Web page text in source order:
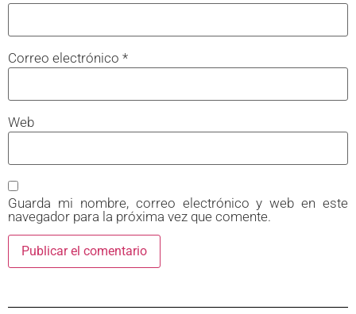
Correo electrónico *
Web
Guarda mi nombre, correo electrónico y web en este
navegador para la próxima vez que comente.